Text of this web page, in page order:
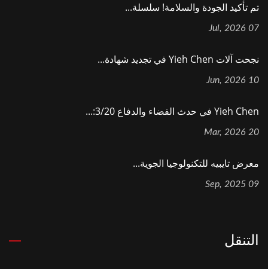
تم تأكيد الجودة والسلامة! سلسلة...
07 Jul, 2026
نجحت آلات Yieh Chen في تجديد شهادة...
10 Jun, 2026
Yieh Chen في حدث الفضاء والدفاع 3/20:...
20 Mar, 2026
معرض تايبيه للتكنولوجيا الجوية...
09 Sep, 2025
التنقل